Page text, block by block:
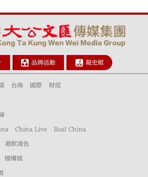
品牌活動 報史館
台海 國際 財經
China Live Real China
港飲港色
機構號